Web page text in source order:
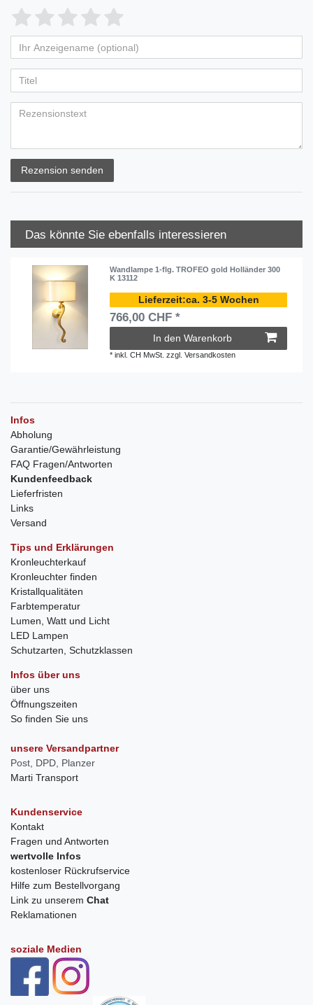
Rezension senden
Das könnte Sie ebenfalls interessieren
Wandlampe 1-flg. TROFEO gold Holländer 300
K 13112
ca. 3-5 Wochen
766,00 CHF *
In den Warenkorb
*inkl. CH MwSt. zzgl.Versandkosten
Infos
Abholung
Garantie/Gewährleistung
FAQ Fragen/Antworten
Kundenfeedback
Lieferfristen
Links
Versand
Tips und Erklärungen
Kronleuchterkauf
Kronleuchter finden
Kristallqualitäten
Farbtemperatur
Lumen, Watt und Licht
LED Lampen
Schutzarten, Schutzklassen
Infos über uns
über uns
Öffnungszeiten
So finden Sie uns
unsere Versandpartner
Post, DPD, Planzer
Marti Transport
Kundenservice
Kontakt
Fragen und Antworten
wertvolle Infos
kostenloser Rückrufservice
Hilfe zum Bestellvorgang
Link zu unserem Chat
Reklamationen
soziale Medien